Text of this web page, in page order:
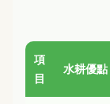
項
目
水耕優點